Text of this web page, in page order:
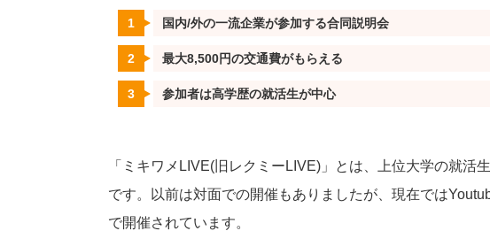
国内/外の一流企業が参加する合同説明会
最大8,500円の交通費がもらえる
参加者は高学歴の就活生が中心
「ミキワメLIVE(旧レクミーLIVE)」とは、上位大学の就活
です。以前は対面での開催もありましたが、現在では
で開催されています。